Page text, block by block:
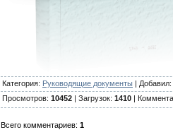
Категория: Руководящие документы | Добавил:
Просмотров: 10452 | Загрузок: 1410 |
Всего комментариев: 1